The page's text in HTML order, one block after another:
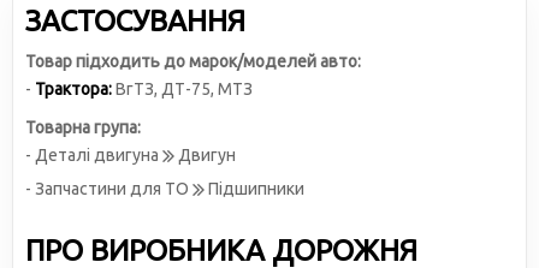
ЗАСТОСУВАННЯ
Товар підходить до марок/моделей авто:
- Трактора:ВгТЗ, ДТ-75, МТЗ
Товарна група:
- Деталі двигуна
Двигун
- Запчастини для ТО
Підшипники
ПРО ВИРОБНИКА ДОРОЖНЯ